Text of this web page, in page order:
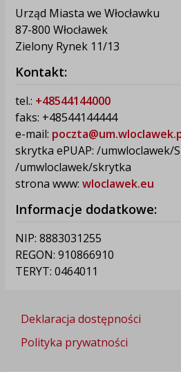
Urząd Miasta we Włocławku
87-800 Włocławek
Zielony Rynek 11/13
Kontakt:
tel.: +48544144000
faks: +48544144444
e-mail:
skrytka ePUAP: /umwloclawek/
/umwloclawek/skrytka
strona www: wloclawek.eu
Informacje dodatkowe:
NIP: 8883031255
REGON: 910866910
TERYT: 0464011
Deklaracja dostępności
Polityka prywatności